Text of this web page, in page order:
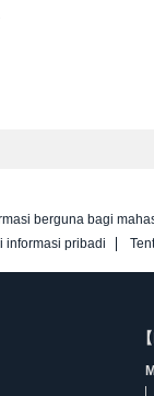
berguna bagi
informasi pribadi